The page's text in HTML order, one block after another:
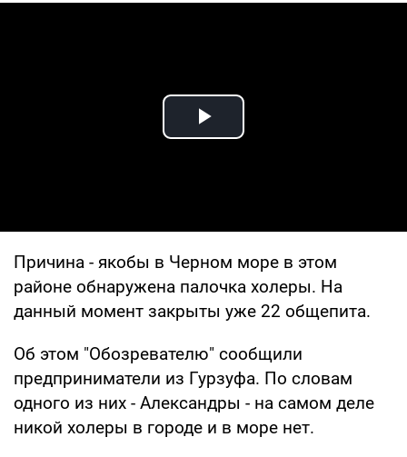
Play Video
Причина - якобы в Черном море в этом
районе обнаружена палочка холеры. На
данный момент закрыты уже 22 общепита.
Об этом "Обозревателю" сообщили
предприниматели из Гурзуфа. По словам
одного из них - Александры - на самом деле
никой холеры в городе и в море нет.